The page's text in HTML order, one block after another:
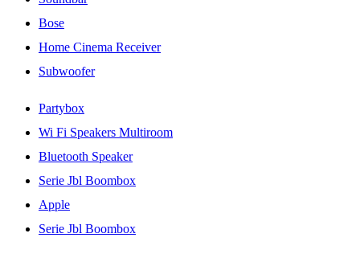
Bose
Home Cinema Receiver
Subwoofer
Partybox
Wi Fi Speakers Multiroom
Bluetooth Speaker
Serie Jbl Boombox
Apple
Serie Jbl Boombox